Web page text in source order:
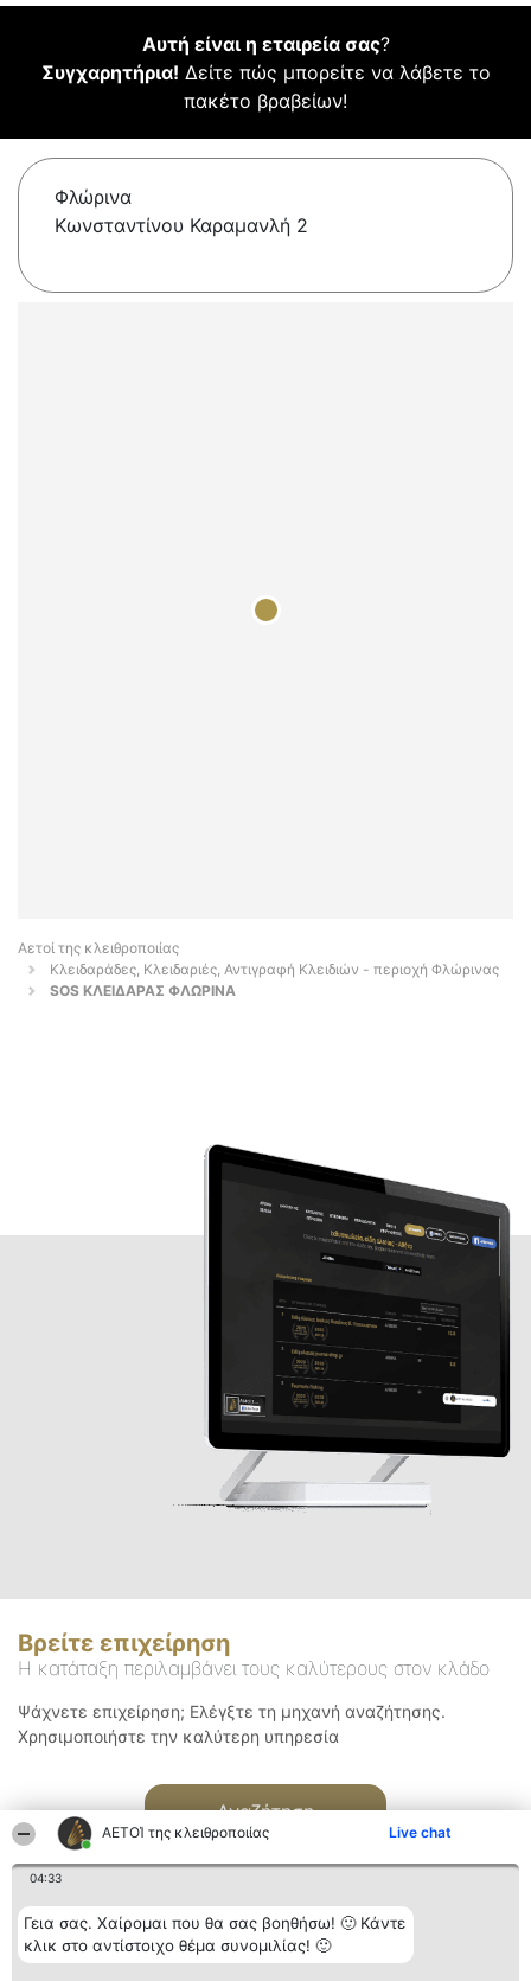
ΑΕΤΟΊ της κλειθροποιίας Live chat
04:33
Γεια σας. Χαίρομαι που θα σας βοηθήσω! 🙂 Κάντε
κλικ στο αντίστοιχο θέμα συνομιλίας! 🙂
Αυτή είναι η εταιρεία σας?
Συγχαρητήρια! Δείτε πώς μπορείτε να λάβετε το
πακέτο βραβείων!
Φλώρινα
Κωνσταντίνου Καραμανλή 2
Αετοί της κλειθροποιίας
Κλειδαράδες, Κλειδαριές, Αντιγραφή Κλειδιών - περιοχή Φλώρινας
SOS ΚΛΕΙΔΑΡΑΣ ΦΛΩΡΙΝΑ
Βρείτε επιχείρηση
Η κατάταξη περιλαμβάνει τους καλύτερους στον κλάδο
Ψάχνετε επιχείρηση; Ελέγξτε τη μηχανή αναζήτησης.
Χρησιμοποιήστε την καλύτερη υπηρεσία
Αναζήτηση